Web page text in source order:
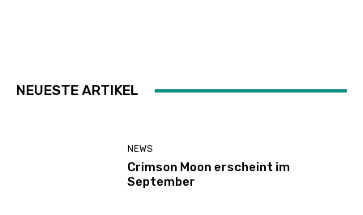
NEUESTE ARTIKEL
NEWS
Crimson Moon erscheint im
September